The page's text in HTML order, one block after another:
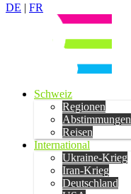
DE | FR
Schweiz
Regionen
Abstimmungen
Reisen
International
Ukraine-Krieg
Iran-Krieg
Deutschland